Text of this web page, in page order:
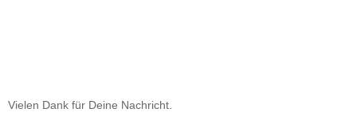
Vielen Dank für Deine Nachricht.